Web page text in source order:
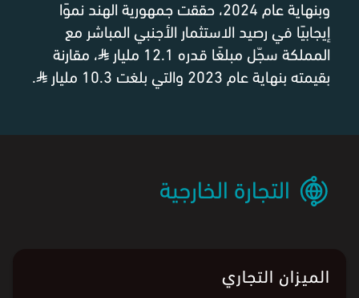
وبنهاية عام 2024، حققت جمهورية الهند نموًا
إيجابيًا في رصيد الاستثمار الأجنبي المباشر مع
المملكة سجّل مبلغًا قدره 12.1 مليار
⃁، مقارنة
بقيمته بنهاية عام 2023 والتي بلغت 10.3 مليار
⃁
.
التجارة الخارجية
الميزان التجاري